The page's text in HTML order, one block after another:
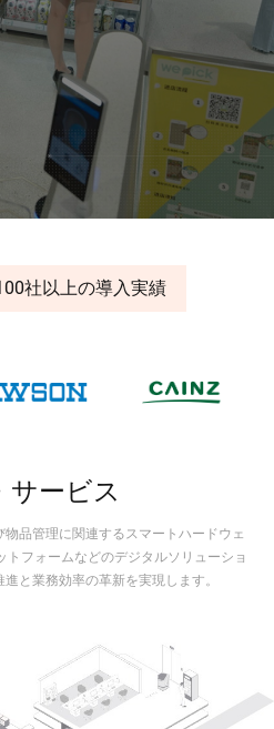
社以上の導入実績
サービス
品管理に関連するスマートハードウェ
トフォームなどのデジタルソリューショ
と業務効率の革新を実現します。